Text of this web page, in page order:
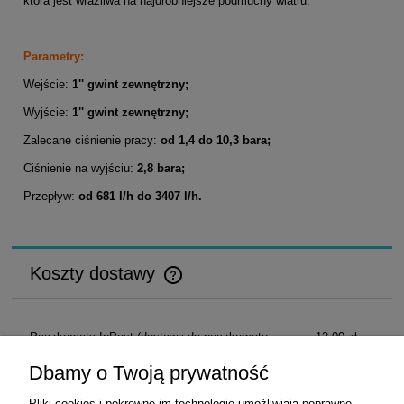
Parametry:
Wejście: 1'' gwint zewnętrzny;
Wyjście: 1'' gwint zewnętrzny;
Zalecane ciśnienie pracy: od 1,4 do 10,3 bara;
Ciśnienie na wyjściu: 2,8 bara;
Przepływ: od 681 l/h do 3407 l/h.
Koszty dostawy
Cena nie zawiera ewentualnych kosztów płatności
Paczkomaty InPost(dostawa do paczkomatu
12,00 zł
Przesyłka kurierska
(dostawa pod wskazany
Dbamy o Twoją prywatność